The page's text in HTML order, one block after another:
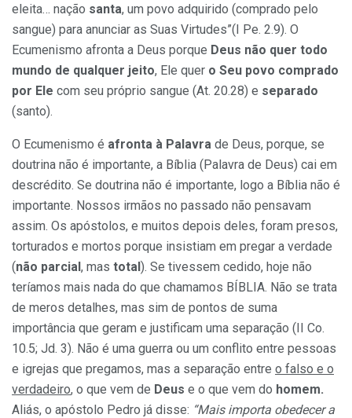
eleita… nação santa, um povo adquirido (comprado pelo
sangue) para anunciar as Suas Virtudes”(I Pe. 2.9). O
Ecumenismo afronta a Deus porque Deus não quer todo
mundo de qualquer jeito, Ele quer o Seu povo comprado
por Ele com seu próprio sangue (At. 20.28) e separado
(santo).
O Ecumenismo é afronta à Palavra de Deus, porque, se
doutrina não é importante, a Bíblia (Palavra de Deus) cai em
descrédito. Se doutrina não é importante, logo a Bíblia não é
importante. Nossos irmãos no passado não pensavam
assim. Os apóstolos, e muitos depois deles, foram presos,
torturados e mortos porque insistiam em pregar a verdade
(não parcial, mas total). Se tivessem cedido, hoje não
teríamos mais nada do que chamamos BÍBLIA. Não se trata
de meros detalhes, mas sim de pontos de suma
importância que geram e justificam uma separação (II Co.
10.5; Jd. 3). Não é uma guerra ou um conflito entre pessoas
e igrejas que pregamos, mas a separação entre o falso e o
verdadeiro, o que vem de Deus e o que vem do homem.
Aliás, o apóstolo Pedro já disse: “Mais importa obedecer a